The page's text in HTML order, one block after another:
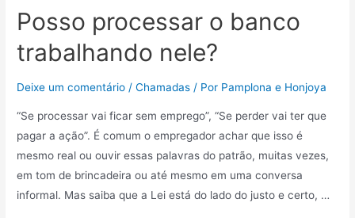
Posso processar o banco
trabalhando nele?
Deixe um comentário /Chamadas / Por Pamplona e Honjoya
“Se processar vai ficar sem emprego”, “Se perder vai ter que
pagar a ação”. É comum o empregador achar que isso é
mesmo real ou ouvir essas palavras do patrão, muitas vezes,
em tom de brincadeira ou até mesmo em uma conversa
informal. Mas saiba que a Lei está do lado do justo e certo, …